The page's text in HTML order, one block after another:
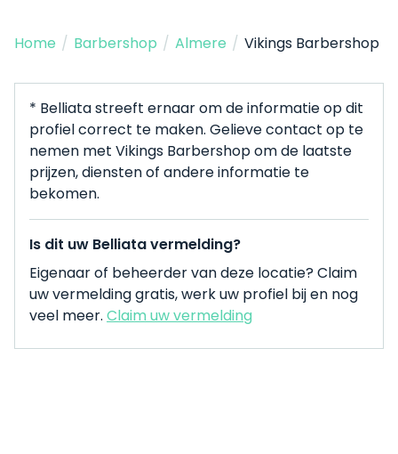
Home / Barbershop / Almere / Vikings Barbershop
* Belliata streeft ernaar om de informatie op dit
profiel correct te maken. Gelieve contact op te
nemen met Vikings Barbershop om de laatste
prijzen, diensten of andere informatie te
bekomen.
Is dit uw Belliata vermelding?
Eigenaar of beheerder van deze locatie? Claim
uw vermelding gratis, werk uw profiel bij en nog
veel meer. Claim uw vermelding